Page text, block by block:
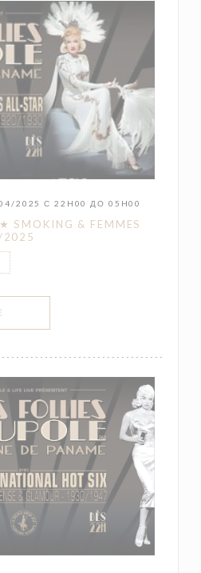
2025 С 22H00 ДО 05H00
SMOKING & FEMMES
2025